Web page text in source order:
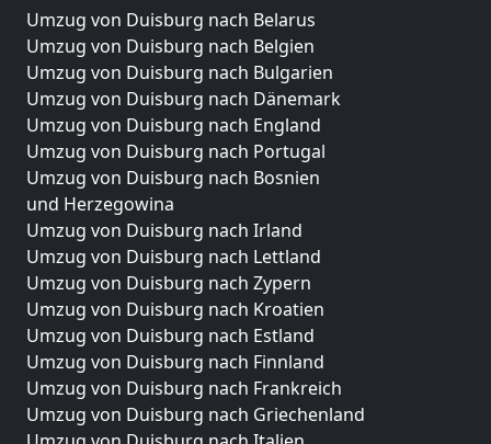
Umzug von Duisburg nach Belarus
Umzug von Duisburg nach Belgien
Umzug von Duisburg nach Bulgarien
Umzug von Duisburg nach Dänemark
Umzug von Duisburg nach England
Umzug von Duisburg nach Portugal
Umzug von Duisburg nach Bosnien
und Herzegowina
Umzug von Duisburg nach Irland
Umzug von Duisburg nach Lettland
Umzug von Duisburg nach Zypern
Umzug von Duisburg nach Kroatien
Umzug von Duisburg nach Estland
Umzug von Duisburg nach Finnland
Umzug von Duisburg nach Frankreich
Umzug von Duisburg nach Griechenland